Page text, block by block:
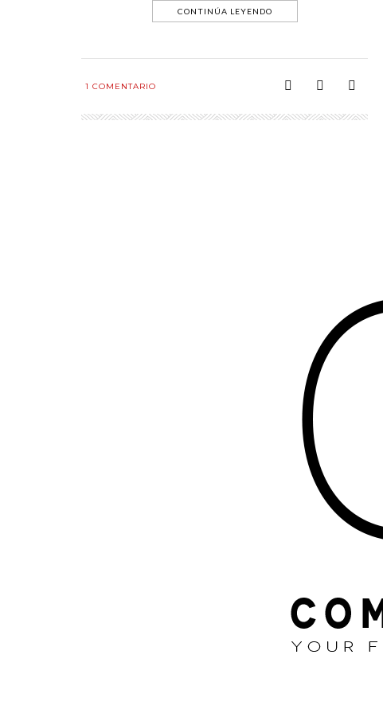
CONTINÚA LEYENDO
1 COMENTARIO